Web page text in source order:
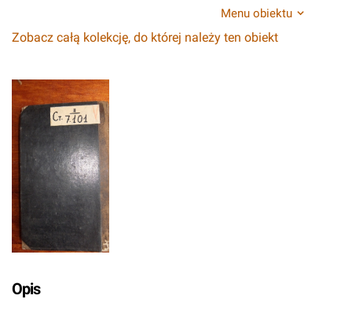
Menu obiektu
Zobacz całą kolekcję, do której należy ten obiekt
Opis